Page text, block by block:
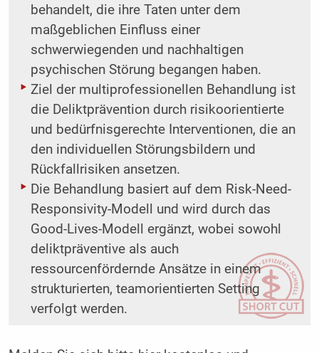
behandelt, die ihre Taten unter dem
maßgeblichen Einfluss einer
schwerwiegenden und nachhaltigen
psychischen Störung begangen haben.
Ziel der multiprofessionellen Behandlung ist
die Deliktprävention durch risikoorientierte
und bedürfnisgerechte Interventionen, die an
den individuellen Störungsbildern und
Rückfallrisiken ansetzen.
Die Behandlung basiert auf dem Risk-Need-
Responsivity-Modell und wird durch das
Good-Lives-Modell ergänzt, wobei sowohl
deliktpräventive als auch
ressourcenfördernde Ansätze in einem
strukturierten, teamorientierten Setting
verfolgt werden.